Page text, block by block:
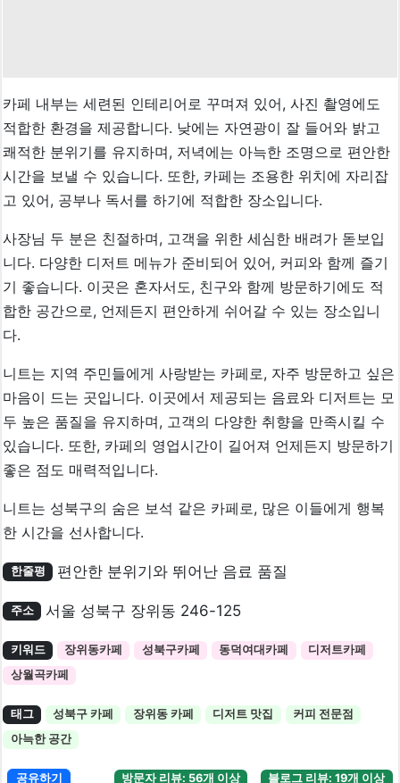
카페 내부는 세련된 인테리어로 꾸며져 있어, 사진 촬영에도
적합한 환경을 제공합니다. 낮에는 자연광이 잘 들어와 밝고
쾌적한 분위기를 유지하며, 저녁에는 아늑한 조명으로 편안한
시간을 보낼 수 있습니다. 또한, 카페는 조용한 위치에 자리잡
고 있어, 공부나 독서를 하기에 적합한 장소입니다.
사장님 두 분은 친절하며, 고객을 위한 세심한 배려가 돋보입
니다. 다양한 디저트 메뉴가 준비되어 있어, 커피와 함께 즐기
기 좋습니다. 이곳은 혼자서도, 친구와 함께 방문하기에도 적
합한 공간으로, 언제든지 편안하게 쉬어갈 수 있는 장소입니
다.
니트는 지역 주민들에게 사랑받는 카페로, 자주 방문하고 싶은
마음이 드는 곳입니다. 이곳에서 제공되는 음료와 디저트는 모
두 높은 품질을 유지하며, 고객의 다양한 취향을 만족시킬 수
있습니다. 또한, 카페의 영업시간이 길어져 언제든지 방문하기
좋은 점도 매력적입니다.
니트는 성북구의 숨은 보석 같은 카페로, 많은 이들에게 행복
한 시간을 선사합니다.
한줄평 편안한 분위기와 뛰어난 음료 품질
주소 서울 성북구 장위동 246-125
키워드 장위동카페 성북구카페 동덕여대카페
디저트카페
상월곡카페
태그 성북구 카페 장위동 카페 디저트 맛집
커피 전문점
아늑한 공간
블로그 리뷰: 19개 이상
방문자 리뷰: 56개 이상
공유하기